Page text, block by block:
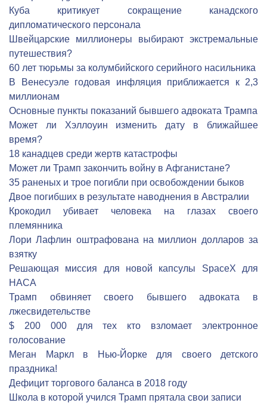
Куба критикует сокращение канадского
дипломатического персонала
Швейцарские миллионеры выбирают экстремальные
путешествия?
60 лет тюрьмы за колумбийского серийного насильника
В Венесуэле годовая инфляция приближается к 2,3
миллионам
Основные пункты показаний бывшего адвоката Трампа
Может ли Хэллоуин изменить дату в ближайшее
время?
18 канадцев среди жертв катастрофы
Может ли Трамп закончить войну в Афганистане?
35 раненых и трое погибли при освобождении быков
Двое погибших в результате наводнения в Австралии
Крокодил убивает человека на глазах своего
племянника
Лори Лафлин оштрафована на миллион долларов за
взятку
Решающая миссия для новой капсулы SpaceX для
НАСА
Трамп обвиняет своего бывшего адвоката в
лжесвидетельстве
$ 200 000 для тех кто взломает электронное
голосование
Меган Маркл в Нью-Йорке для своего детского
праздника!
Дефицит торгового баланса в 2018 году
Школа в которой учился Трамп прятала свои записи